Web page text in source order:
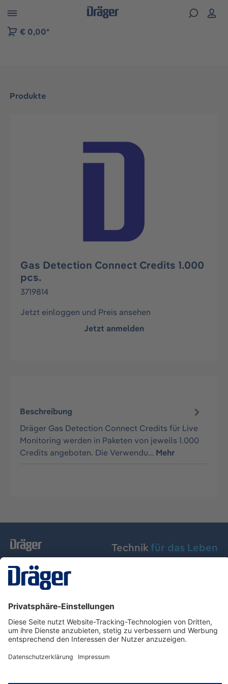
der B2B-Plattform springen
€ 0,00*
Produkte
Bildergalerie überspringen
Gas Detection Connect Credits 1.000
pcs.
3719814
Jetzt einloggen und Preis ansehen
Jetzt anmelden
Beschreibung
Dräger Gas Detection Connect Credits für Live
Monitoring werden in Paketen von jeweils 1.000
Credits angeboten. Die Verwendu… Mehr
Technik für das Leben
Dräger Austria GmbH
Über Dräger
Informationen